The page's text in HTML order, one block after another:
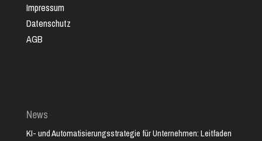
Impressum
Datenschutz
AGB
News
KI- und Automatisierungsstrategie für Unternehmen: Leitfaden